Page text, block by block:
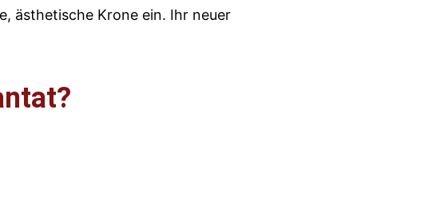
ästhetische Krone ein. Ihr neuer